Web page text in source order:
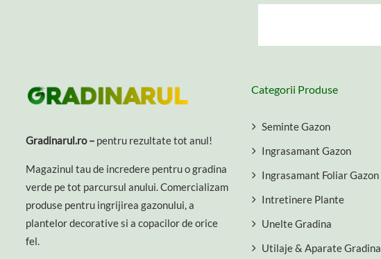
Gradinarul.ro – pentru rezultate tot anul!
Magazinul tau de incredere pentru o gradina
verde pe tot parcursul anului. Comercializam
produse pentru ingrijirea gazonului, a
plantelor decorative si a copacilor de orice
fel.
Categorii Produse
Seminte Gazon
Ingrasamant Gazon
Ingrasamant Foliar Gazon
Intretinere Plante
Unelte Gradina
Utilaje & Aparate Gradina